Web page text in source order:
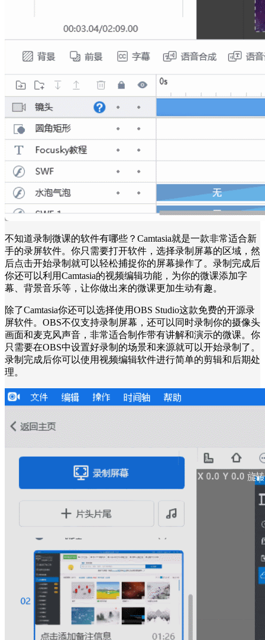
不知道录制微课的软件有哪些？Camtasia就是一款非常适合新
手的录屏软件。你只需要打开软件，选择录制屏幕的区域，然
后点击开始录制就可以轻松捕捉你的屏幕操作了。录制完成后
你还可以利用Camtasia的视频编辑功能，为你的微课添加字
幕、背景音乐等，让你做出来的微课更加生动有趣。
除了Camtasia你还可以选择使用OBS Studio这款免费的开源录
屏软件。OBS不仅支持录制屏幕，还可以同时录制你的摄像头
画面和麦克风声音，非常适合制作带有讲解和演示的微课。你
只需要在OBS中设置好录制的场景和来源就可以开始录制了。
录制完成后你可以使用视频编辑软件进行简单的剪辑和后期处
理。